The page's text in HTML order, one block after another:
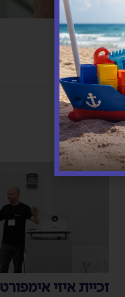
זכיית איזי אימפורט